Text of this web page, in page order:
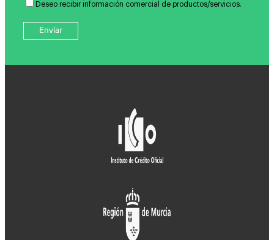
Deseo recibir información comercial de productos/servicios.